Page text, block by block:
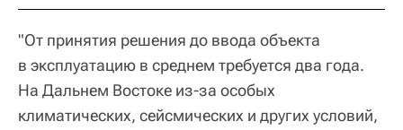
"От принятия решения до ввода объекта
в эксплуатацию в среднем требуется два года.
На Дальнем Востоке из-за особых
климатических, сейсмических и других условий,